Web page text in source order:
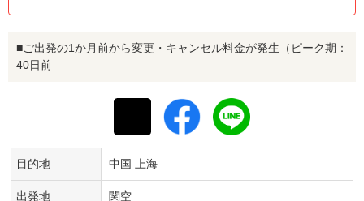
■ご出発の1か月前から変更・キャンセル料金が発生（ピーク期：
40日前
目的地 中国 上海
出発地 関空